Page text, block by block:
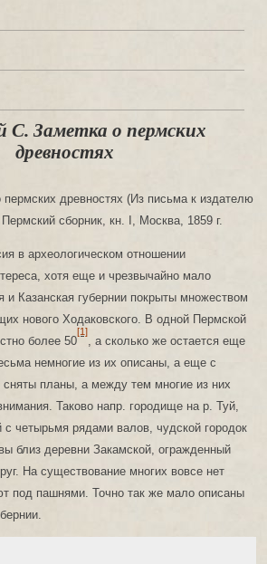
С. Заметка о пермских
древностях
древностях (Из письма к издателю
сборник, кн. I, Москва, 1859 г.
в археологическом отношении
хотя еще и чрезвычайно мало
и Казанская губернии покрыты множеством
нового Ходаковского. В одной Пермской
более 50
[1]
, а сколько же остается еще
немногие из их описаны, а еще с
сняты планы, а между тем многие из них
Таково напр. городище на р. Туй,
с четырьмя рядами валов, чудской городок
близ деревни Закамской, огражденный
На существование многих вовсе нет
под пашнями. Точно так же мало описаны